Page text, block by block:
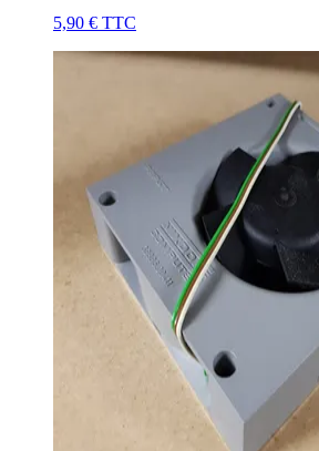
5,90 € TTC